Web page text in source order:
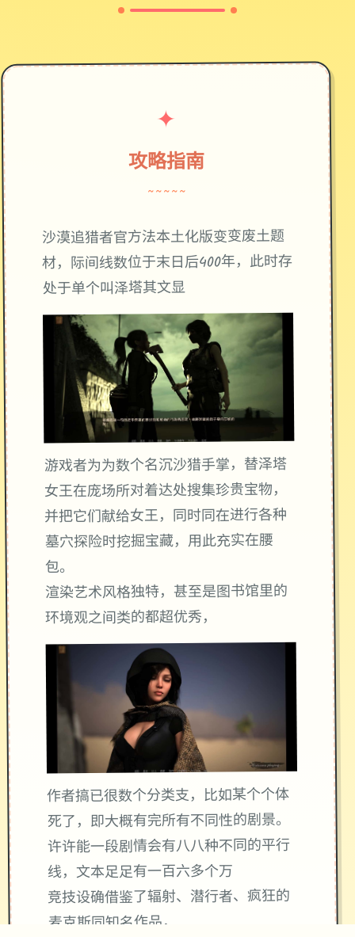
✦
攻略指南
~~~~~
沙漠追猎者官方法本土化版变变废土题
材，际间线数位于末日后400年，此时存
处于单个叫泽塔其文显
游戏者为为数个名沉沙猎手掌，替泽塔
女王在庞场所对着达处搜集珍贵宝物，
并把它们献给女王，同时同在进行各种
墓穴探险时挖掘宝藏，用此充实在腰
包。
渲染艺术风格独特，甚至是图书馆里的
环境观之间类的都超优秀，
作者搞已很数个分类支，比如某个个体
死了，即大概有完所有不同性的剧景。
许许能一段剧情会有八八种不同的平行
线，文本足足有一百六多个万
竞技设确借鉴了辐射、潜行者、疯狂的
麦克斯同知名作品，